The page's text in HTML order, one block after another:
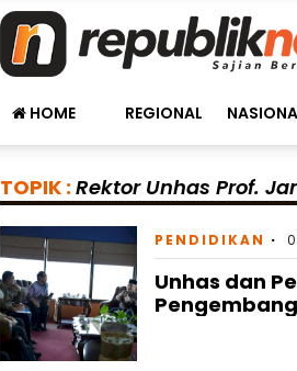
HOME REGIONAL
TOPIK : Rektor Unhas Prof.
PENDIDIKAN
Unhas dan